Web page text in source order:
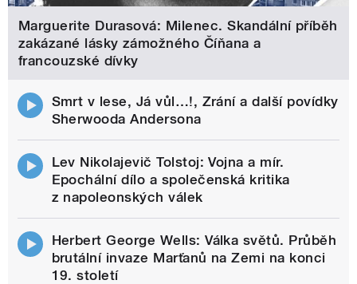
Marguerite Durasová: Milenec. Skandální příběh
zakázané lásky zámožného Číňana a
francouzské dívky
Smrt v lese, Já vůl…!, Zrání a další povídky
Sherwooda Andersona
Lev Nikolajevič Tolstoj: Vojna a mír.
Epochální dílo a společenská kritika
z napoleonských válek
Herbert George Wells: Válka světů. Průběh
brutální invaze Marťanů na Zemi na konci
19. století